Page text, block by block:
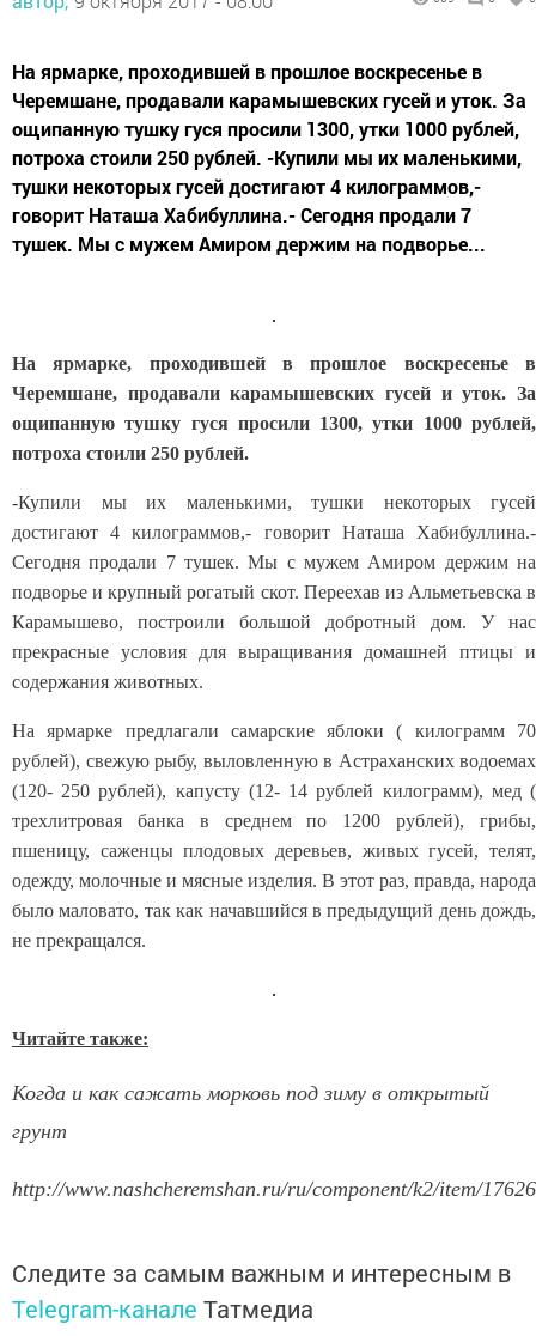
На ярмарке, проходившей в прошлое воскресенье в
Черемшане, продавали карамышевских гусей и уток. За
ощипанную тушку гуся просили 1300, утки 1000 рублей,
потроха стоили 250 рублей. -Купили мы их маленькими,
тушки некоторых гусей достигают 4 килограммов,-
говорит Наташа Хабибуллина.- Сегодня продали 7
тушек. Мы с мужем Амиром держим на подворье...
На ярмарке, проходившей в прошлое воскресенье в
Черемшане, продавали карамышевских гусей и уток. За
ощипанную тушку гуся просили 1300, утки 1000 рублей,
потроха стоили 250 рублей.
-Купили мы их маленькими, тушки некоторых гусей
достигают 4 килограммов,- говорит Наташа Хабибуллина.-
Сегодня продали 7 тушек. Мы с мужем Амиром держим на
подворье и крупный рогатый скот. Переехав из Альметьевска в
Карамышево, построили большой добротный дом. У нас
прекрасные условия для выращивания домашней птицы и
содержания животных.
На ярмарке предлагали самарские яблоки ( килограмм 70
рублей), свежую рыбу, выловленную в Астраханских водоемах
(120- 250 рублей), капусту (12- 14 рублей килограмм), мед (
трехлитровая банка в среднем по 1200 рублей), грибы,
пшеницу, саженцы плодовых деревьев, живых гусей, телят,
одежду, молочные и мясные изделия. В этот раз, правда, народа
было маловато, так как начавшийся в предыдущий день дождь,
не прекращался.
Читайте также:
Когда и как сажать морковь под зиму в открытый
грунт
http://www.nashcheremshan.ru/ru/component/k2/item/17626
Следите за самым важным и интересным в
Telegram-канале Татмедиа